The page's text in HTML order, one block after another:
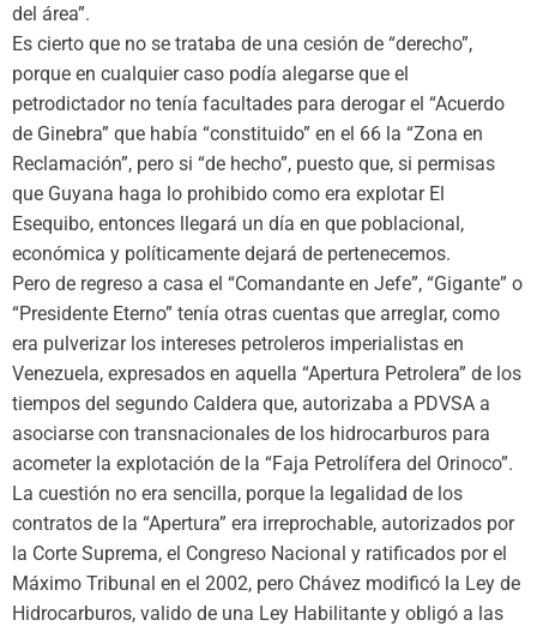
del área”.
Es cierto que no se trataba de una cesión de “derecho”,
porque en cualquier caso podía alegarse que el
petrodictador no tenía facultades para derogar el “Acuerdo
de Ginebra” que había “constituido” en el 66 la “Zona en
Reclamación”, pero si “de hecho”, puesto que, si permisas
que Guyana haga lo prohibido como era explotar El
Esequibo, entonces llegará un día en que poblacional,
económica y políticamente dejará de pertenecemos.
Pero de regreso a casa el “Comandante en Jefe”, “Gigante” o
“Presidente Eterno” tenía otras cuentas que arreglar, como
era pulverizar los intereses petroleros imperialistas en
Venezuela, expresados en aquella “Apertura Petrolera” de los
tiempos del segundo Caldera que, autorizaba a PDVSA a
asociarse con transnacionales de los hidrocarburos para
acometer la explotación de la “Faja Petrolífera del Orinoco”.
La cuestión no era sencilla, porque la legalidad de los
contratos de la “Apertura” era irreprochable, autorizados por
la Corte Suprema, el Congreso Nacional y ratificados por el
Máximo Tribunal en el 2002, pero Chávez modificó la Ley de
Hidrocarburos, valido de una Ley Habilitante y obligó a las